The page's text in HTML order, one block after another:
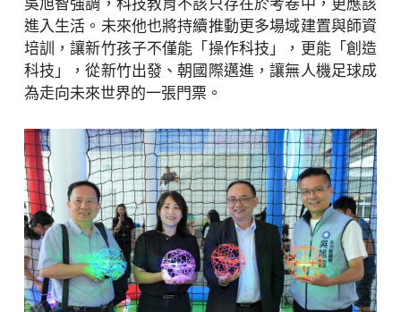
吳旭智強調，科技教育不該只存在於考卷中，更應該
進入生活。未來他也將持續推動更多場域建置與師資
培訓，讓新竹孩子不僅能「操作科技」，更能「創造
科技」，從新竹出發、朝國際邁進，讓無人機足球成
為走向未來世界的一張門票。